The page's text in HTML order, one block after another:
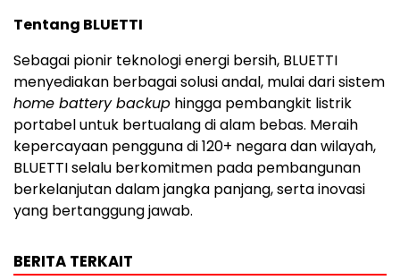
Tentang BLUETTI
Sebagai pionir teknologi energi bersih, BLUETTI
menyediakan berbagai solusi andal, mulai dari sistem
home battery backup hingga pembangkit listrik
portabel untuk bertualang di alam bebas. Meraih
kepercayaan pengguna di 120+ negara dan wilayah,
BLUETTI selalu berkomitmen pada pembangunan
berkelanjutan dalam jangka panjang, serta inovasi
yang bertanggung jawab.
BERITA TERKAIT